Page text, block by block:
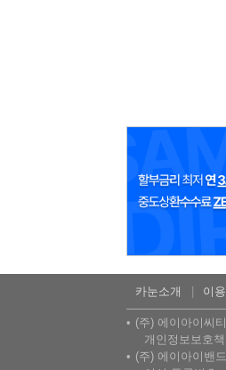
카눈소개 이
(주) 에이아이씨티
개인정보보호
(주) 에이아이밴드